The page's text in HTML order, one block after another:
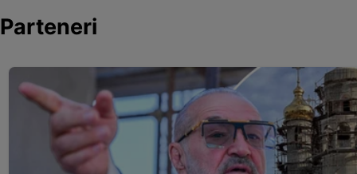
Parteneri